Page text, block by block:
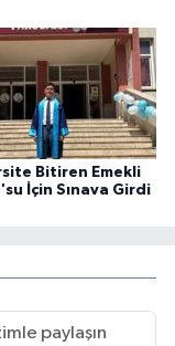
Bitiren Emekli
İçin Sınava Girdi